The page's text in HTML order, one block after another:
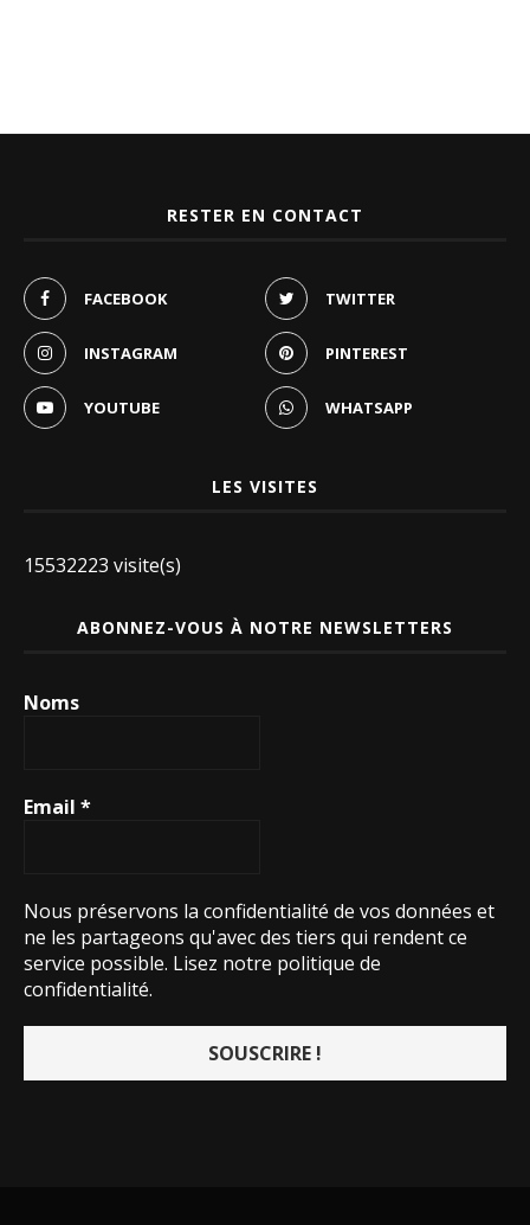
RESTER EN CONTACT
FACEBOOK TWITTER
INSTAGRAM PINTEREST
YOUTUBE WHATSAPP
LES VISITES
15532223 visite(s)
ABONNEZ-VOUS À NOTRE NEWSLETTERS
Noms
Email *
Nous préservons la confidentialité de vos données et
ne les partageons qu'avec des tiers qui rendent ce
service possible. Lisez notre politique de
confidentialité.